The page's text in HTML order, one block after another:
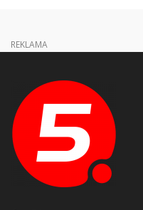
REKLAMA